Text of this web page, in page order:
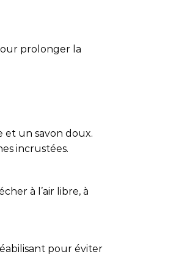
prolonger la
et un savon doux.
incrustées.
à l’air libre, à
pour éviter